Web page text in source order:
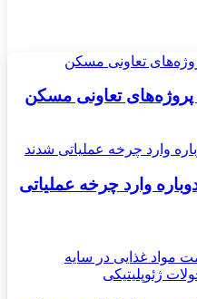
تعاونی مسکن
وارد چرخه عملیاتی